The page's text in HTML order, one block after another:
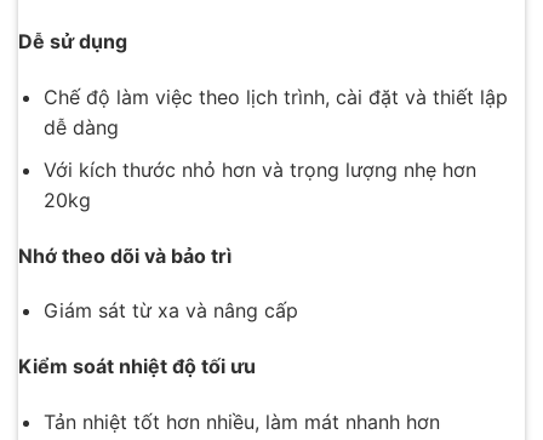
Dễ sử dụng
Chế độ làm việc theo lịch trình, cài đặt và thiết lập
dễ dàng
Với kích thước nhỏ hơn và trọng lượng nhẹ hơn
20kg
Nhớ theo dõi và bảo trì
Giám sát từ xa và nâng cấp
Kiểm soát nhiệt độ tối ưu
Tản nhiệt tốt hơn nhiều, làm mát nhanh hơn